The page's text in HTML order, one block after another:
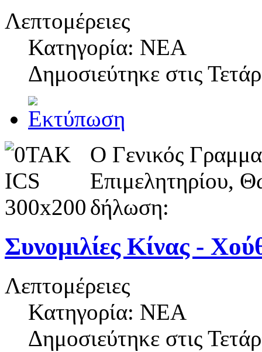
Λεπτομέρειες
Κατηγορία: NEA
Δημοσιεύτηκε στις
Ο Γενικός
Επιμελητηρίου,
δήλωση:
Συνομιλίες Κίνας -
Λεπτομέρειες
Κατηγορία: NEA
Δημοσιεύτηκε στις